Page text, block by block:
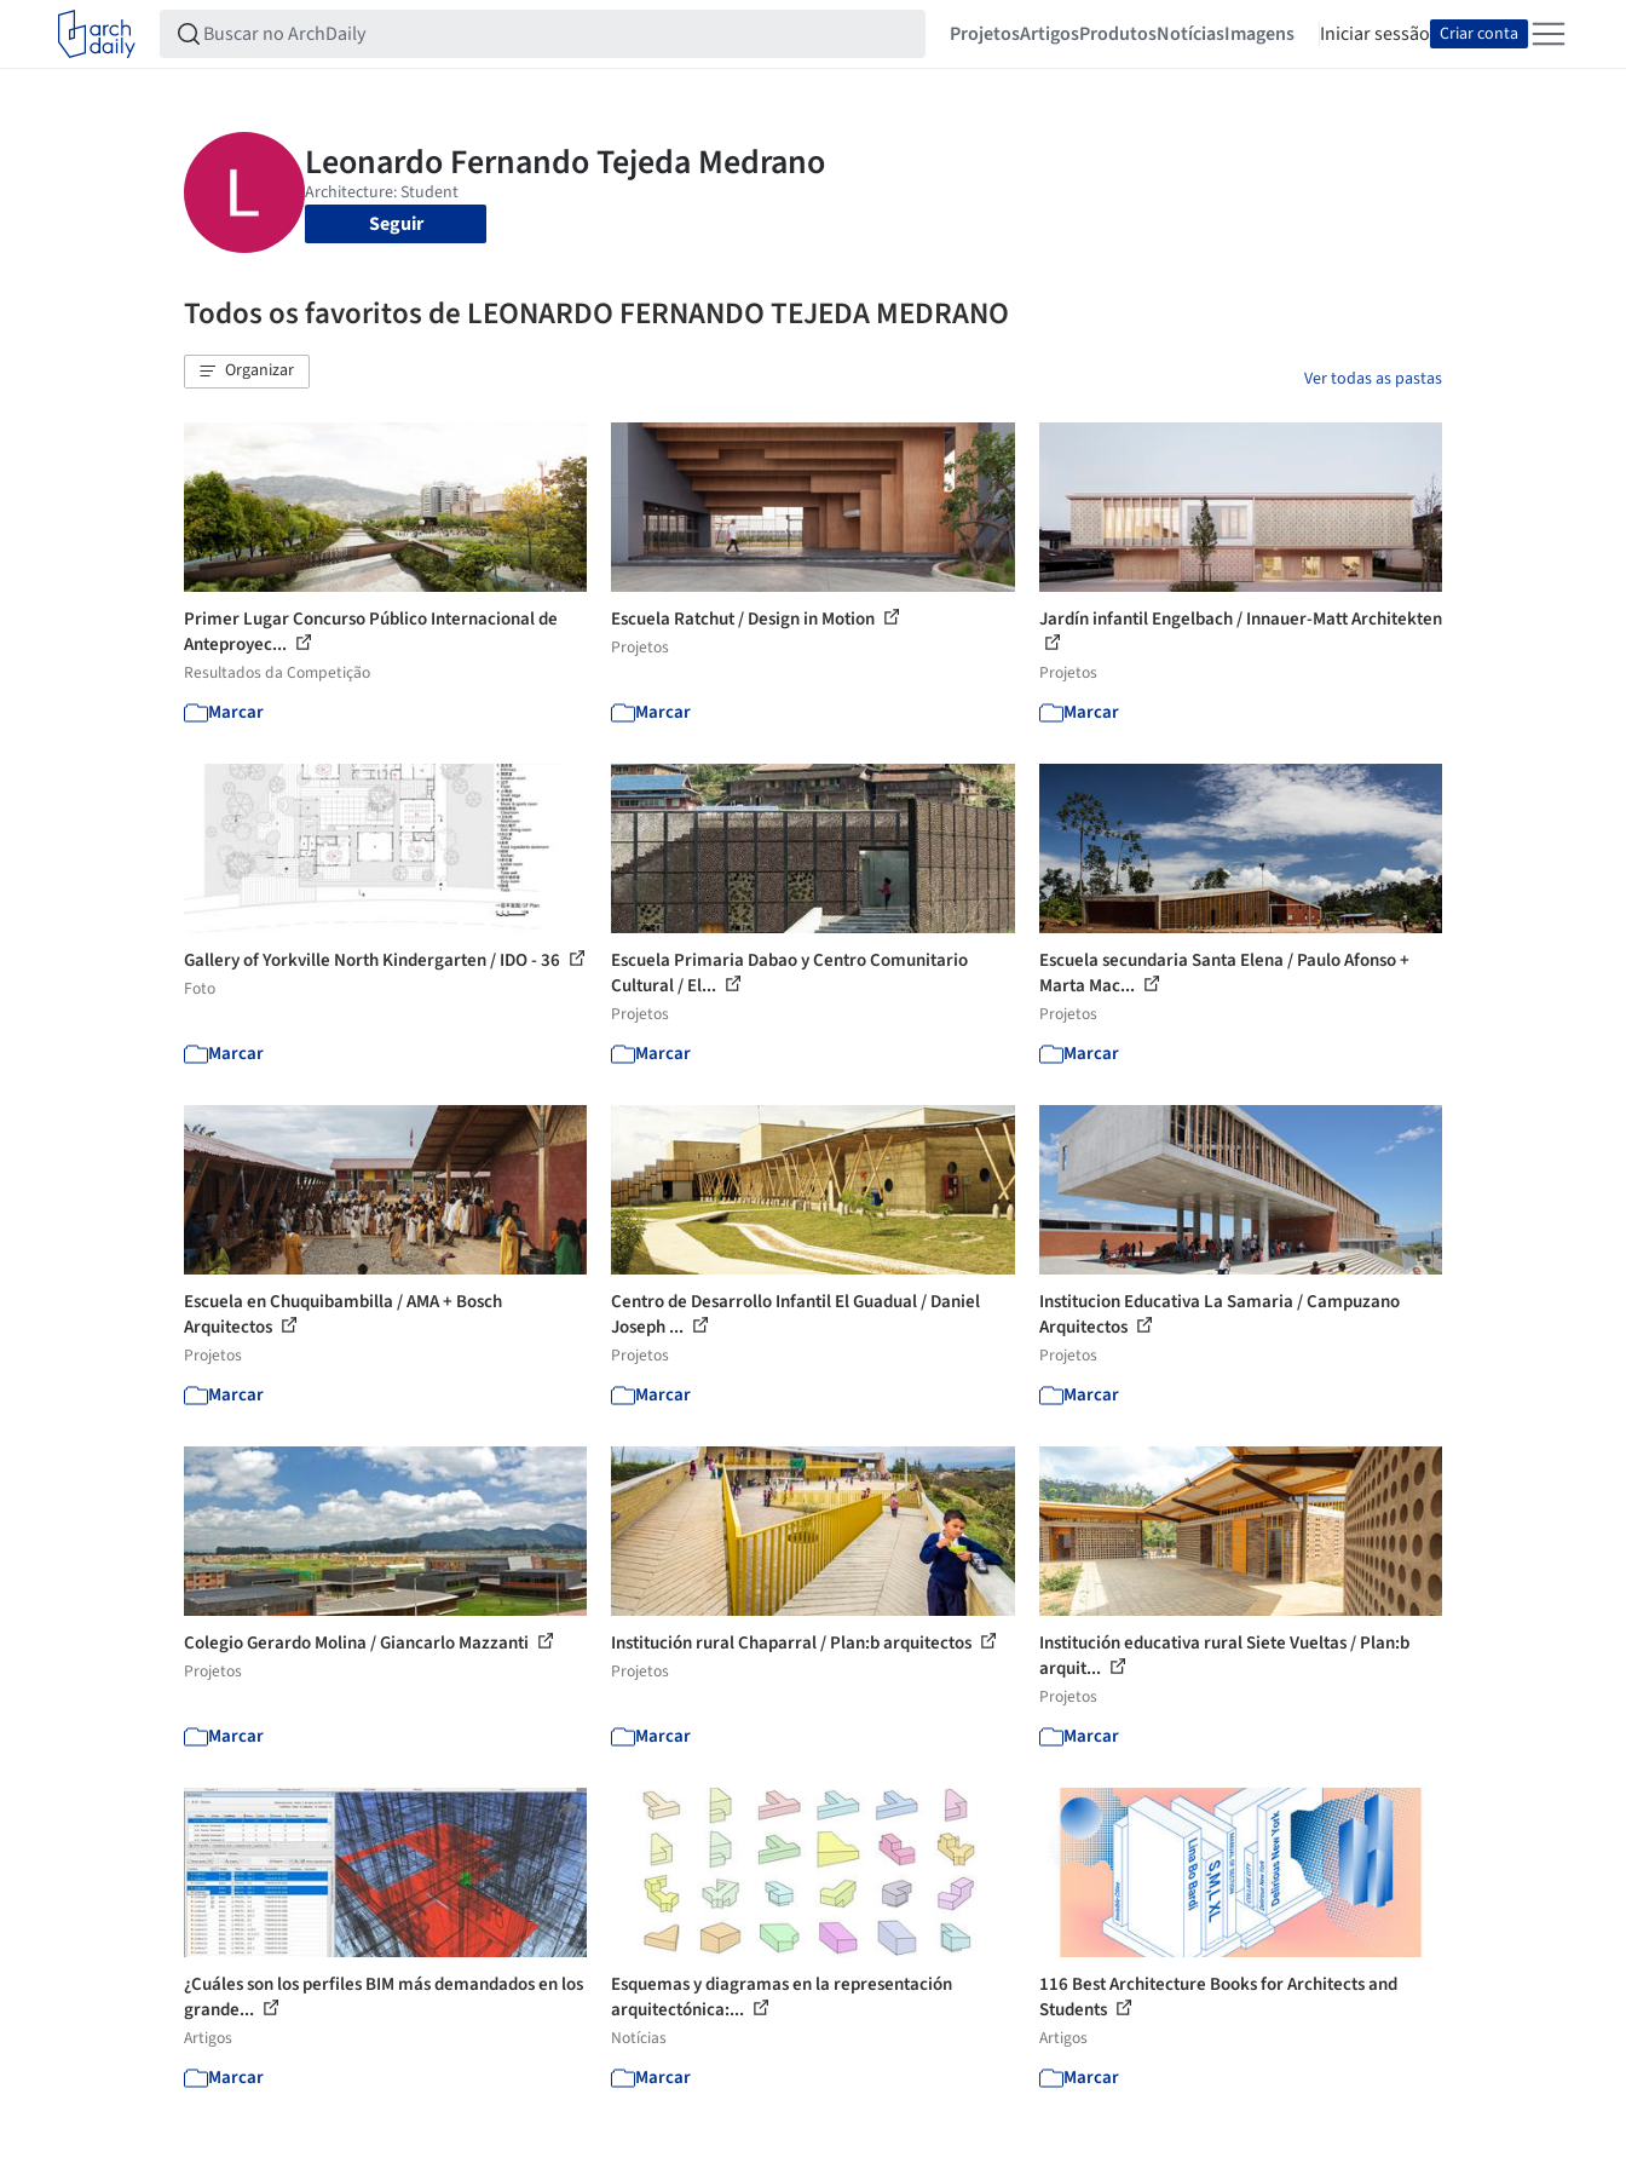
ProjetosArtigosProdutosNotíciasImagens Iniciar sessão Criar conta
Seguir
Todos os favoritos de LEONARDO FERNANDO TEJEDA MEDRANO
Organizar Ver todas as pastas
Primer Lugar Concurso Público Internacional de
Anteproyec...
Resultados da Competição
Marcar
Escuela Ratchut / Design in Motion
Projetos
Marcar
Jardín infantil Engelbach / Innauer-Matt Architekten
Projetos
Marcar
Gallery of Yorkville North Kindergarten / IDO - 36
Foto
Marcar
Escuela Primaria Dabao y Centro Comunitario
Cultural / El...
Projetos
Marcar
Escuela secundaria Santa Elena / Paulo Afonso +
Marta Mac...
Projetos
Marcar
Escuela en Chuquibambilla / AMA + Bosch
Arquitectos
Projetos
Marcar
Centro de Desarrollo Infantil El Guadual / Daniel
Joseph ...
Projetos
Marcar
Institucion Educativa La Samaria / Campuzano
Arquitectos
Projetos
Marcar
Colegio Gerardo Molina / Giancarlo Mazzanti
Projetos
Marcar
Institución rural Chaparral / Plan:b arquitectos
Projetos
Marcar
Institución educativa rural Siete Vueltas / Plan:b
arquit...
Projetos
Marcar
¿Cuáles son los perfiles BIM más demandados en los
grande...
Artigos
Marcar
Esquemas y diagramas en la representación
arquitectónica:...
Notícias
Marcar
116 Best Architecture Books for Architects and
Students
Artigos
Marcar